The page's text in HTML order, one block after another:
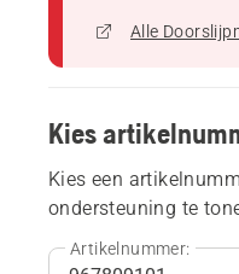
Kies
Kies een
ondersteuning te
Artikelnummer: